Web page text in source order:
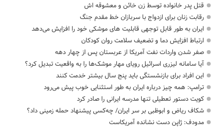
قتل پدر خانواده توسط زن خائن و معشوقه اش
رقابت زنان برای ازدواج با سربازان خط مقدم جنگ
ایران به طور قابل توجهی قابلیت های موشکی خود را افزایش می‌دهد
ارتباط افزایش دما و تضعیف سلامت روان کودکان
صفر شدن واردات نفت آمریکا از عربستان پس از چهار دهه
آیا سامانه لیزری اسرائیل رویای مهار موشک‌ها را به واقعیت تبدیل کرد؟
این افراد برای بازنشستگی باید پنج سال بیشتر خدمت کنند
ترامپ: همه چیز درباره ایران به طور استثنایی خوب پیش می‌رود
کویت دستور تعطیلی تنها مدرسه ایرانی را صادر کرد
شکاف ریاض و ابوظبی بر سر ایران/ چه‌کسی پیشنهاد حمله زمینی داد؟
مدودف: ژاپن دست نشانده آمریکاست